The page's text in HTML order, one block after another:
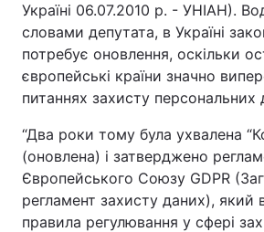
Україні 06.07.2010 р. - УНІАН).
словами депутата, в Україні
потребує оновлення, оскільки
європейські країни значно
питаннях захисту персональних
“Два роки тому була ухвалена
(оновлена) і затверджено
Європейського Союзу GDPR
регламент захисту даних), який
правила регулювання у сфері